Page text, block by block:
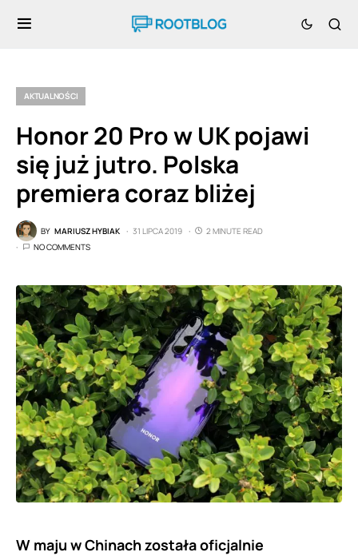
AKTUALNOŚCI
Honor 20 Pro w UK pojawi
się już jutro. Polska
premiera coraz bliżej
BY MARIUSZ HYBIAK 31 LIPCA 2019
2 MINUTE READ
NO COMMENTS
W maju w Chinach została oficjalnie